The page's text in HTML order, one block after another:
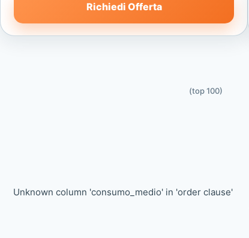
Richiedi Offerta
(top 100)
Unknown column 'consumo_medio' in 'order clause'